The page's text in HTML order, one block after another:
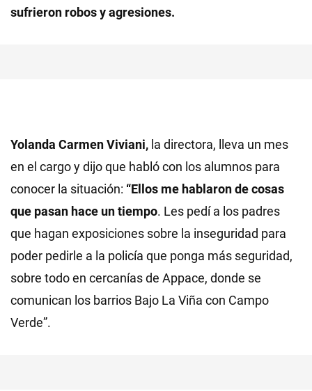
sufrieron robos y agresiones.
Yolanda Carmen Viviani, la directora, lleva un mes
en el cargo y dijo que habló con los alumnos para
conocer la situación: “Ellos me hablaron de cosas
que pasan hace un tiempo. Les pedí a los padres
que hagan exposiciones sobre la inseguridad para
poder pedirle a la policía que ponga más seguridad,
sobre todo en cercanías de Appace, donde se
comunican los barrios Bajo La Viña con Campo
Verde”.